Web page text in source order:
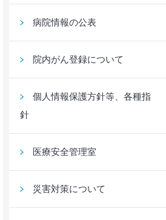
病院情報の公表
院内がん登録について
個人情報保護方針等、各種指
針
医療安全管理室
災害対策について